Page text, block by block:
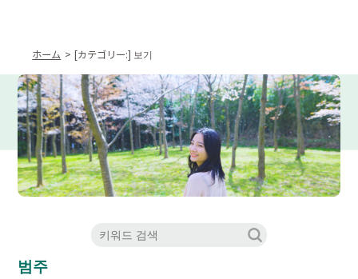
ホーム [カテゴリー:] 보기
범주